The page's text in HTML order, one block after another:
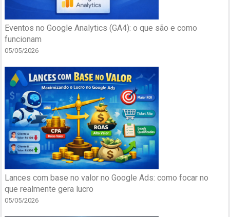
Eventos no Google Analytics (GA4): o que são e como
funcionam
05/05/2026
Lances com base no valor no Google Ads: como focar no
que realmente gera lucro
05/05/2026